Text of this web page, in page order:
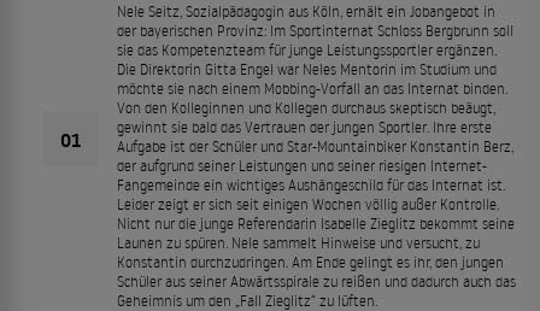
01
Nele Seitz, Sozialpädagogin aus Köln, erhält ein Jobangebot in
der bayerischen Provinz: Im Sportinternat Schloss Bergbrunn soll
sie das Kompetenzteam für junge Leistungssportler ergänzen.
Die Direktorin Gitta Engel war Neles Mentorin im Studium und
möchte sie nach einem Mobbing-Vorfall an das Internat binden.
Von den Kolleginnen und Kollegen durchaus skeptisch beäugt,
gewinnt sie bald das Vertrauen der jungen Sportler. Ihre erste
Aufgabe ist der Schüler und Star-Mountainbiker Konstantin Berz,
der aufgrund seiner Leistungen und seiner riesigen Internet-
Fangemeinde ein wichtiges Aushängeschild für das Internat ist.
Leider zeigt er sich seit einigen Wochen völlig außer Kontrolle.
Nicht nur die junge Referendarin Isabelle Zieglitz bekommt seine
Launen zu spüren. Nele sammelt Hinweise und versucht, zu
Konstantin durchzudringen. Am Ende gelingt es ihr, den jungen
Schüler aus seiner Abwärtsspirale zu reißen und dadurch auch das
Geheimnis um den „Fall Zieglitz“ zu lüften.